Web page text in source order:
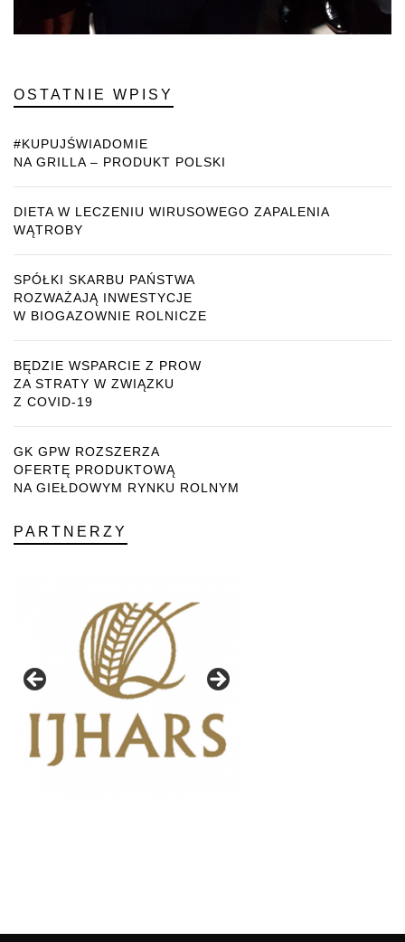
OSTATNIE WPISY
#KUPUJŚWIADOMIE
NA GRILLA – PRODUKT POLSKI
DIETA W LECZENIU WIRUSOWEGO ZAPALENIA
WĄTROBY
SPÓŁKI SKARBU PAŃSTWA
ROZWAŻAJĄ INWESTYCJE
W BIOGAZOWNIE ROLNICZE
BĘDZIE WSPARCIE Z PROW
ZA STRATY W ZWIĄZKU
Z COVID-19
GK GPW ROZSZERZA
OFERTĘ PRODUKTOWĄ
NA GIEŁDOWYM RYNKU ROLNYM
PARTNERZY